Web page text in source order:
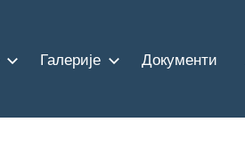
Галерије Документи